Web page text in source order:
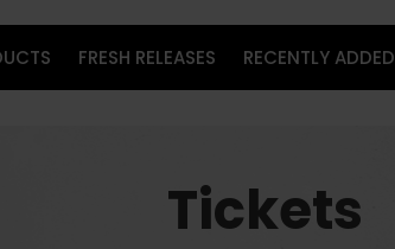
FRESH RELEASES RECENTLY ADDED
Tickets